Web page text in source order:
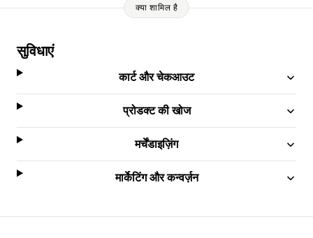
क्या शामिल है
सुविधाएं
कार्ट और चेकआउट
प्रोडक्ट की खोज
मर्चेंडाइज़िंग
मार्केटिंग और कन्वर्ज़न